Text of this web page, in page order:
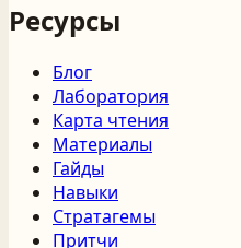
Ресурсы
Блог
Лаборатория
Карта чтения
Материалы
Гайды
Навыки
Стратагемы
Притчи